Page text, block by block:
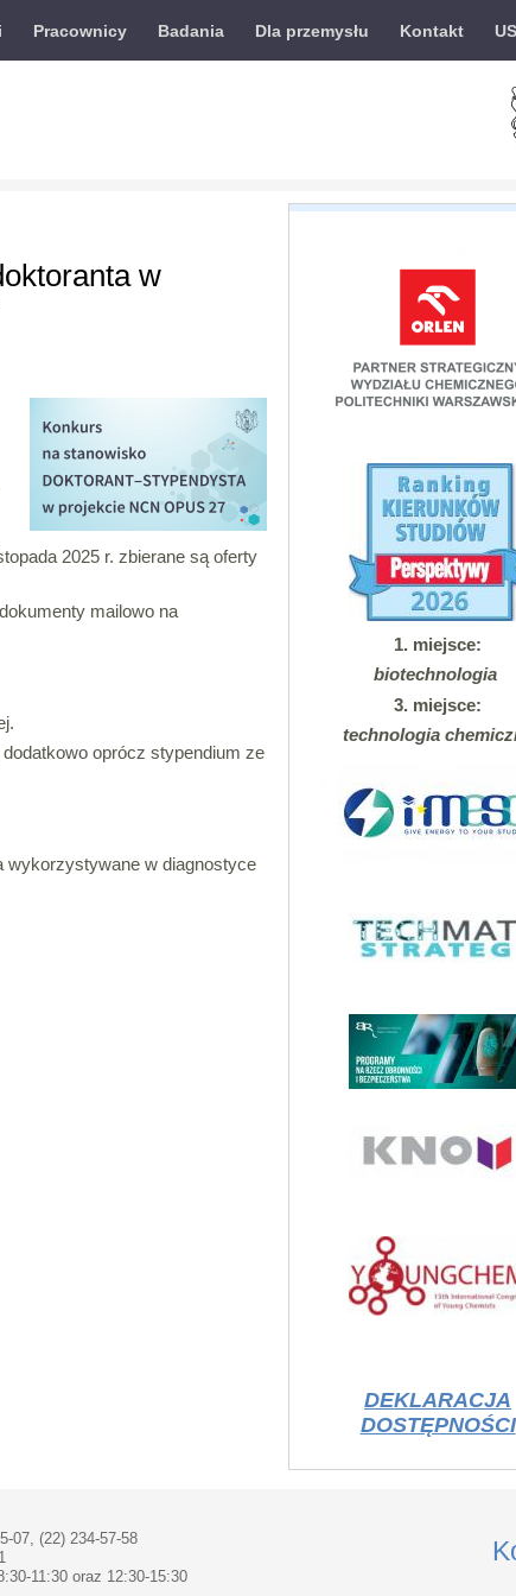
Pracownicy Badania Dla przemysłu Kontakt
w
2025 r. zbierane są oferty
mailowo na
oprócz stypendium ze
wykorzystywane w diagnostyce
1. miejsce:
biotechnologia
3. miejsce:
technologia
DEKLARACJA
DOSTĘPNOŚCI
07, (22) 234-57-58
11:30 oraz 12:30-15:30